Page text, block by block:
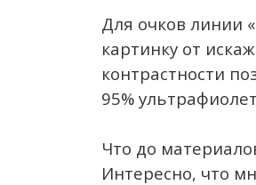
Для очков линии
картинку от
контрастности
95%
Что до
Интересно, что